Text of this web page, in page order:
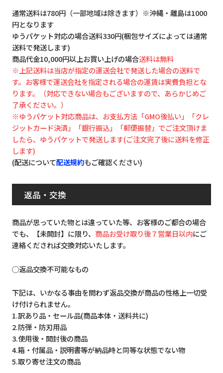
通常送料は780円（一部地域は除きます）※沖縄・離島は1000
円となります
ゆうパケット対応の場合送料330円(梱包サイズによっては通常
送料で発送します)
商品代金10,000円以上お買い上げの場合送料は無料
※上記送料は当店が指定の運送会社で発送した場合の送料で
す。お客様で運送会社を指定される場合の運賃は実費負担とな
ります。（対応できない場合もございますので、あらかじめご
了承ください。）
※ゆうパケット対応商品は、お支払方法「GMO後払い」「クレ
ジットカード決済」「銀行振込」「郵便振替」でご注文頂けま
したら、ゆうパケットで発送します(ご注文完了後に送料を修正
します)
(配送について配送規約もご確認ください)
返品・交換
商品が思っていた物とは違っていた等、お客様のご都合の場合
でも、【未開封】に限り、 商品お受け取り後７営業日以内にご
連絡くだされば交換対応いたします。
◯返品交換不可能なもの
下記は、いかなる事由を問わず返品交換が商品の性格上一切受
け付けられません。
1.訳あり品・セール品(商品本体・送料共に)
2.防弾・防刃用品
3.使用後・開封後の商品
4.箱・付属品・説明書等が納品時と同等な状態でない物
5.取り寄せ注文の商品